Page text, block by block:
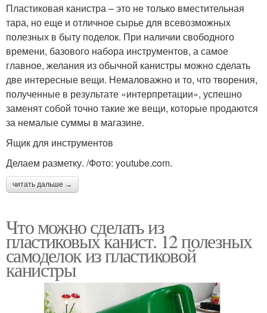
Пластиковая канистра – это не только вместительная
тара, но еще и отличное сырье для всевозможных
полезных в быту поделок. При наличии свободного
времени, базового набора инструментов, а самое
главное, желания из обычной канистры можно сделать
две интересные вещи. Немаловажно и то, что творения,
полученные в результате «интерпретации», успешно
заменят собой точно такие же вещи, которые продаются
за немалые суммы в магазине.
Ящик для инструментов
Делаем разметку. /Фото: youtube.com.
читать дальше →
Что можно сделать из
пластиковых канист. 12 полезных
самоделок из пластиковой
канистры